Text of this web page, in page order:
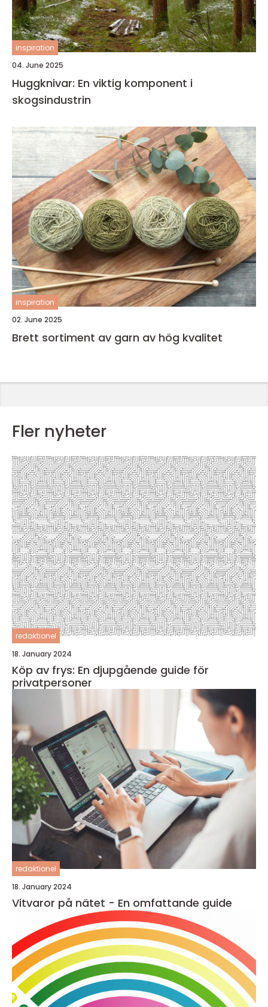
inspiration
04. June 2025
Huggknivar: En viktig komponent i
skogsindustrin
inspiration
02. June 2025
Brett sortiment av garn av hög kvalitet
Fler nyheter
redaktionel
18. January 2024
Köp av frys: En djupgående guide för
privatpersoner
redaktionel
18. January 2024
Vitvaror på nätet - En omfattande guide